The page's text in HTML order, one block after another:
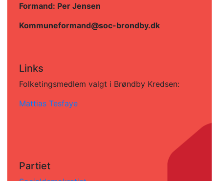
Formand: Per Jensen
Kommuneformand@soc-brondby.dk
Links
Folketingsmedlem valgt i Brøndby Kredsen:
Mattias Tesfaye
Partiet